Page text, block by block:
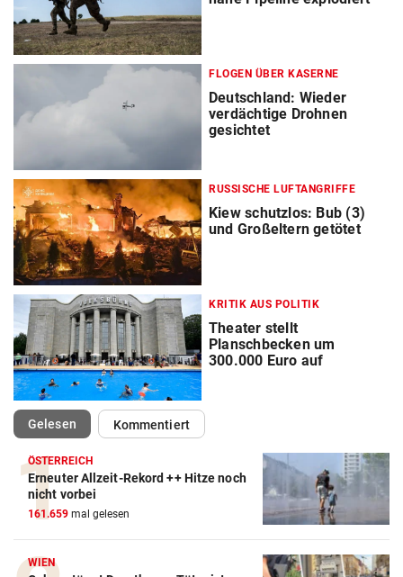
FLOGEN ÜBER KASERNE
Deutschland: Wieder
verdächtige Drohnen
gesichtet
RUSSISCHE LUFTANGRIFFE
Kiew schutzlos: Bub (3)
und Großeltern getötet
KRITIK AUS POLITIK
Theater stellt
Planschbecken um
300.000 Euro auf
Gelesen(ausgewählt)Kommentiert
ÖSTERREICH
Erneuter Allzeit-Rekord ++ Hitze noch
nicht vorbei
161.659 mal gelesen
WIEN